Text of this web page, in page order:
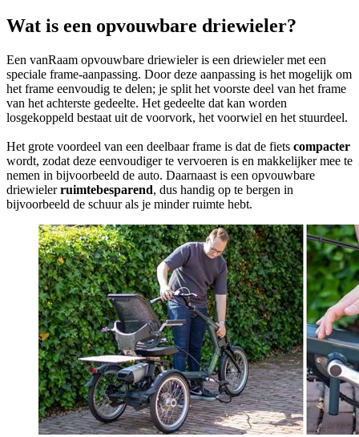
Wat is een opvouwbare driewieler?
Een vanRaam opvouwbare driewieler is een driewieler met een
speciale frame-aanpassing. Door deze aanpassing is het mogelijk om
het frame eenvoudig te delen; je split het voorste deel van het frame
van het achterste gedeelte. Het gedeelte dat kan worden
losgekoppeld bestaat uit de voorvork, het voorwiel en het stuurdeel.
Het grote voordeel van een deelbaar frame is dat de fiets compacter
wordt, zodat deze eenvoudiger te vervoeren is en makkelijker mee te
nemen in bijvoorbeeld de auto. Daarnaast is een opvouwbare
driewielerruimtebesparend, dus handig op te bergen in
bijvoorbeeld de schuur als je minder ruimte hebt.